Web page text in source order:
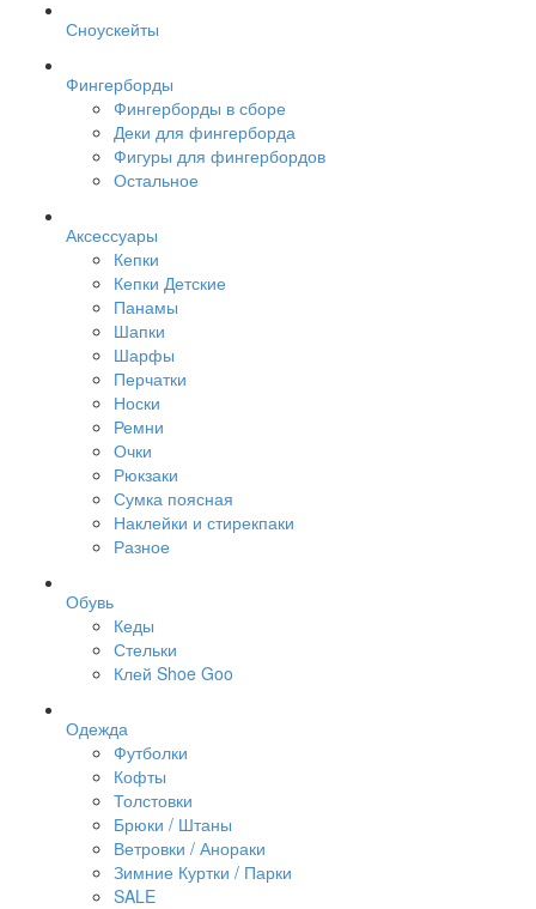
Сноускейты
Фингерборды
Фингерборды в сборе
Деки для фингерборда
Фигуры для фингербордов
Остальное
Аксессуары
Кепки
Кепки Детские
Панамы
Шапки
Шарфы
Перчатки
Носки
Ремни
Очки
Рюкзаки
Сумка поясная
Наклейки и стирекпаки
Разное
Обувь
Кеды
Стельки
Клей Shoe Goo
Одежда
Футболки
Кофты
Толстовки
Брюки / Штаны
Ветровки / Анораки
Зимние Куртки / Парки
SALE